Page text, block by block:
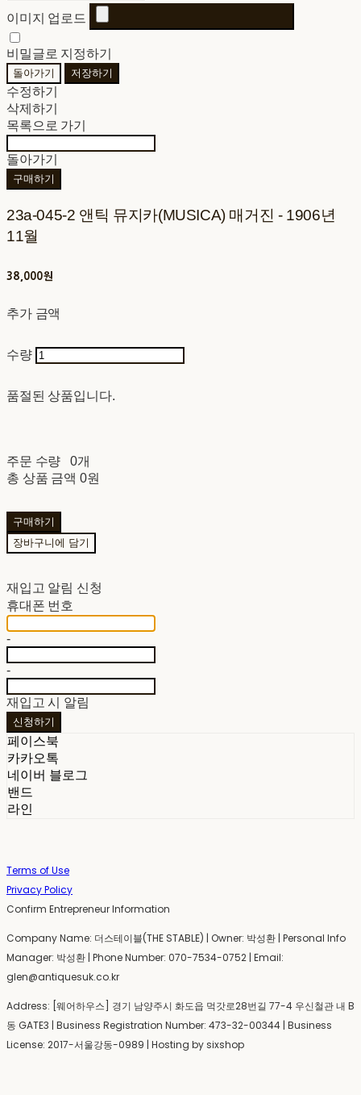
이미지 업로드
비밀글로 지정하기
돌아가기 저장하기
수정하기
삭제하기
목록으로 가기
돌아가기
구매하기
23a-045-2 앤틱 뮤지카(MUSICA) 매거진 - 1906년
11월
38,000원
추가 금액
수량
품절된 상품입니다.
주문 수량
0개
총 상품 금액 0원
구매하기
장바구니에 담기
재입고 알림 신청
휴대폰 번호
-
-
재입고 시 알림
신청하기
페이스북
카카오톡
네이버 블로그
밴드
라인
Terms of Use
Privacy Policy
Confirm Entrepreneur Information
Company Name: 더스테이블(THE STABLE) | Owner: 박성환 | Personal Info
Manager: 박성환 | Phone Number: 070-7534-0752 | Email:
glen@antiquesuk.co.kr
Address: [웨어하우스] 경기 남양주시 화도읍 먹갓로28번길 77-4 우신철관 내 B
동 GATE3 | Business Registration Number: 473-32-00344 | Business
License: 2017-서울강동-0989 | Hosting by sixshop